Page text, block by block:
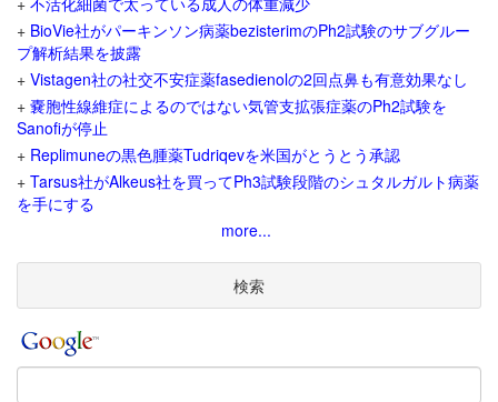
+ BioVie社がパーキンソン病薬bezisterimのPh2試験のサブグルー
プ解析結果を披露
+ Vistagen社の社交不安症薬fasedienolの2回点鼻も有意効果なし
+ 嚢胞性線維症によるのではない気管支拡張症薬のPh2試験を
Sanofiが停止
+ Replimuneの黒色腫薬Tudriqevを米国がとうとう承認
+ Tarsus社がAlkeus社を買ってPh3試験段階のシュタルガルト病薬
を手にする
more...
検索